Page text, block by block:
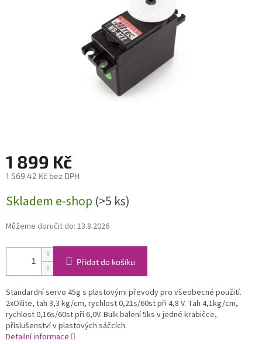
1 899 Kč
1 569,42 Kč bez DPH
cena:
Skladem e-shop (>5 ks)
Můžeme doručit do: 13.8.2026
Přidat do košíku
Standardní servo 45g s plastovými převody pro všeobecné použití.
2xOilite, tah 3,3 kg/cm, rychlost 0,21s/60st při 4,8 V. Tah 4,1kg/cm,
rychlost 0,16s/60st při 6,0V. Bulk balení 5ks v jedné krabičce,
příslušenství v plastových sáčcích.
Detailní informace